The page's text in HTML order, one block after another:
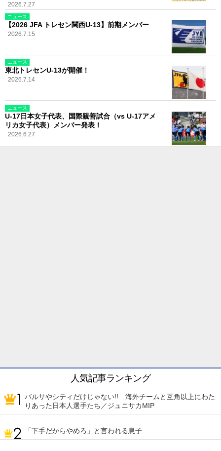
2026.7.27
ニュース
【2026 JFA トレセン関西U-13】前期メンバー
2026.7.15
ニュース
東北トレセンU-13が開催！
2026.7.14
ニュース
U-17日本女子代表、国際親善試合（vs U-17アメ
リカ女子代表）メンバー発表！
2026.6.27
人気記事ランキング
バルサやシティだけじゃない!! 海外チームと互角以上にわた
りあった日本人選手たち／ジュニサカMIP
「下手だからやめろ」と言われる息子